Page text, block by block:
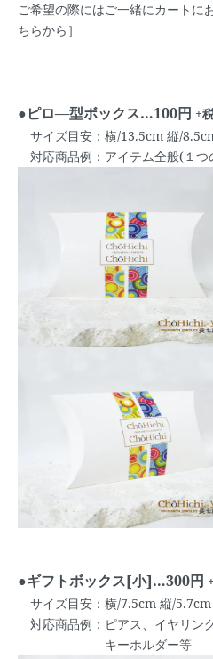
ご希望の際にはご一緒にカートに
ちらから］
●ピロ―型ボックス…100円 +
サイズ目安：横/13.5cm 縦/
対応商品例：アイテム全般(１つ
●ギフトボックス[小]…300円
サイズ目安：横/7.5cm 縦/
対応商品例：ピアス、イヤリン
キーホルダー等